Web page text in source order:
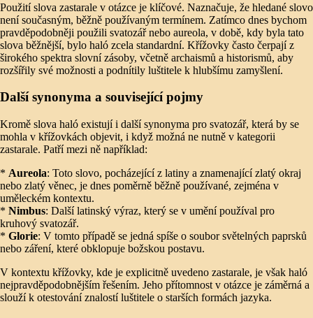
Použití slova zastarale v otázce je klíčové. Naznačuje, že hledané slovo
není současným, běžně používaným termínem. Zatímco dnes bychom
pravděpodobněji použili svatozář nebo aureola, v době, kdy byla tato
slova běžnější, bylo haló zcela standardní. Křížovky často čerpají z
širokého spektra slovní zásoby, včetně archaismů a historismů, aby
rozšířily své možnosti a podnítily luštitele k hlubšímu zamyšlení.
Další synonyma a související pojmy
Kromě slova haló existují i další synonyma pro svatozář, která by se
mohla v křížovkách objevit, i když možná ne nutně v kategorii
zastarale. Patří mezi ně například:
* Aureola: Toto slovo, pocházející z latiny a znamenající zlatý okraj
nebo zlatý věnec, je dnes poměrně běžně používané, zejména v
uměleckém kontextu.
* Nimbus: Další latinský výraz, který se v umění používal pro
kruhový svatozář.
* Glorie: V tomto případě se jedná spíše o soubor světelných paprsků
nebo záření, které obklopuje božskou postavu.
V kontextu křížovky, kde je explicitně uvedeno zastarale, je však haló
nejpravděpodobnějším řešením. Jeho přítomnost v otázce je záměrná a
slouží k otestování znalostí luštitele o starších formách jazyka.